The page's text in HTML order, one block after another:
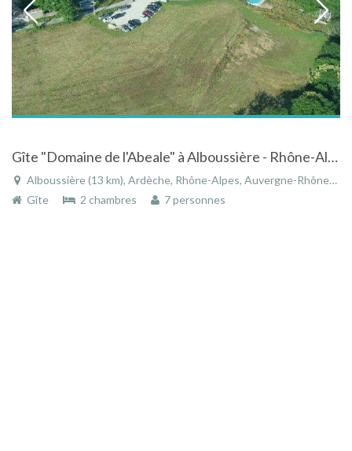
Gîte "Domaine de l'Abeale" à Alboussière - Rhône-Alpes à la campagne avec étang piscine et jacuzzi
Alboussière (13 km), Ardèche, Rhône-Alpes, Auvergne-Rhône-Alpes, France
Gîte
2 chambres 7 personnes